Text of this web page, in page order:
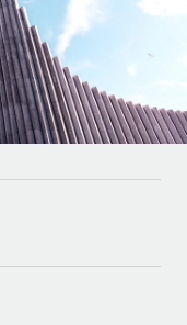
toute simplicité
votre équipe
Remote grâce à
outils essentiels
pour les RH et la
RH sur
entreprises
tech